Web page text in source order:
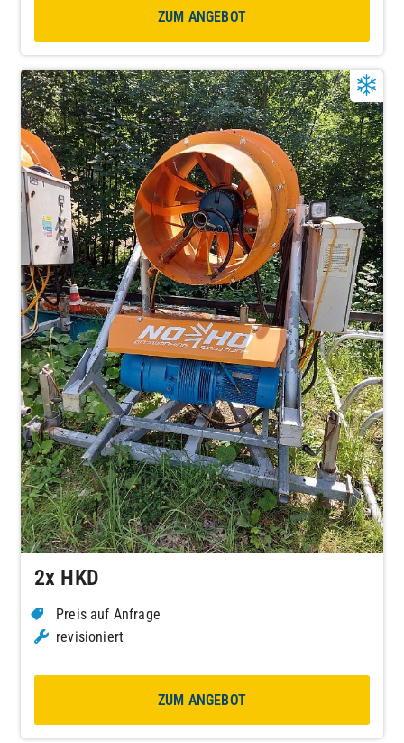
ZUM ANGEBOT
2x HKD
Preis auf Anfrage
revisioniert
ZUM ANGEBOT